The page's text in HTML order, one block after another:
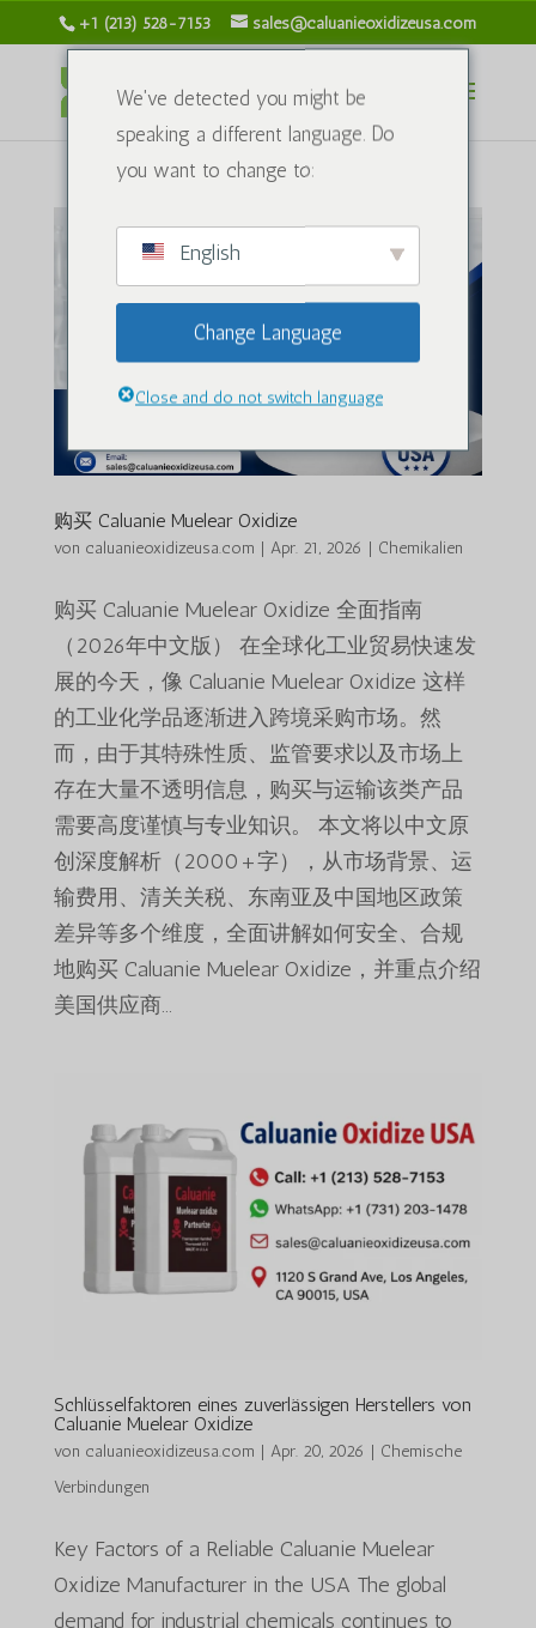
+1 (213) 528-7153 sales@caluanieoxidizeusa.com
购买 Caluanie Muelear Oxidize
von caluanieoxidizeusa.com | Apr. 21, 2026 | Chemikalien
购买 Caluanie Muelear Oxidize 全面指南
（2026年中文版） 在全球化工业贸易快速发
展的今天，像 Caluanie Muelear Oxidize 这样
的工业化学品逐渐进入跨境采购市场。然
而，由于其特殊性质、监管要求以及市场上
存在大量不透明信息，购买与运输该类产品
需要高度谨慎与专业知识。 本文将以中文原
创深度解析（2000+字），从市场背景、运
输费用、清关关税、东南亚及中国地区政策
差异等多个维度，全面讲解如何安全、合规
地购买 Caluanie Muelear Oxidize，并重点介绍
美国供应商...
Schlüsselfaktoren eines zuverlässigen Herstellers von
Caluanie Muelear Oxidize
von caluanieoxidizeusa.com | Apr. 20, 2026 | Chemische
Verbindungen
Key Factors of a Reliable Caluanie Muelear
Oxidize Manufacturer in the USA The global
demand for industrial chemicals continues to
We've detected you might be
speaking a different language. Do
you want to change to:
English
Change Language
Close and do not switch language